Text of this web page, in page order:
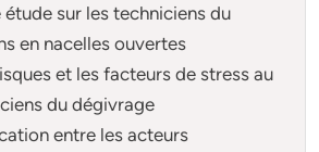
sur les techniciens du
en nacelles ouvertes
et les facteurs de stress au
du dégivrage
entre les acteurs